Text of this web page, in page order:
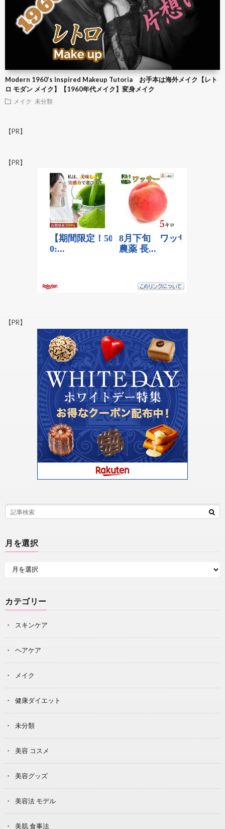
Modern 1960’s Inspired Makeup Tutoria お手本は海外メイク【レト
ロ モダン メイク】【1960年代メイク】変身メイク
メイク 未分類
【PR】
【PR】
【PR】
月を選択
カテゴリー
スキンケア
ヘアケア
メイク
健康ダイエット
未分類
美容 コスメ
美容グッズ
美容法 モデル
美肌 食事法